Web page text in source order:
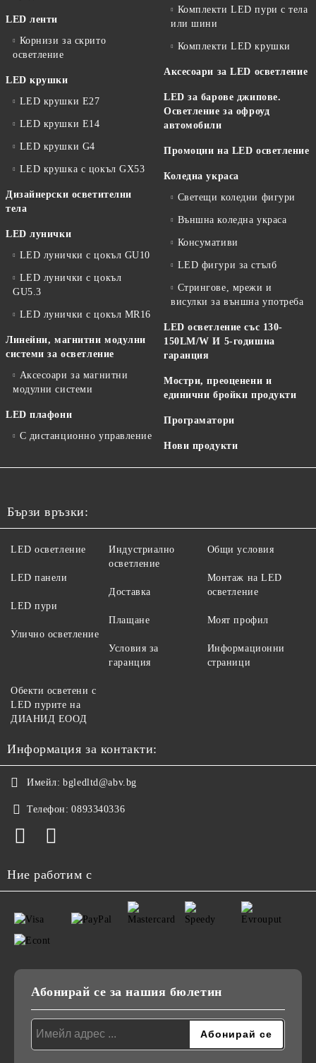
LED ленти
Корнизи за скрито
осветление
LED крушки
LED крушки E27
LED крушки E14
LED крушки G4
LED крушка с цокъл GX53
Дизайнерски осветителни
тела
LED лунички
LED лунички с цокъл GU10
LED лунички с цокъл
GU5.3
LED лунички с цокъл MR16
Линейни, магнитни модулни
системи за осветление
Аксесоари за магнитни
модулни системи
LED плафони
С дистанционно управление
Комплекти LED пури с тела
или шини
Комплекти LED крушки
Аксесоари за LED осветление
LED за барове джипове.
Осветление за офроуд
автомобили
Промоции на LED осветление
Коледна украса
Светещи коледни фигури
Външна коледна украса
Консумативи
LED фигури за стълб
Стрингове, мрежи и
висулки за външна употреба
LED осветление със 130-
150LM/W И 5-годишна
гаранция
Мостри, преоценени и
единични бройки продукти
Програматори
Нови продукти
Бързи връзки:
LED осветление
LED панели
LED пури
Улично осветление
Индустриално
осветление
Доставка
Плащане
Условия за
гаранция
Общи условия
Монтаж на LED
осветление
Моят профил
Информационни
страници
Обекти осветени с
LED пурите на
ДИАНИД ЕООД
Информация за контакти:
Имейл: bgledltd@abv.bg
Телефон: 0893340336
Ние работим с
Абонирай се за нашия бюлетин